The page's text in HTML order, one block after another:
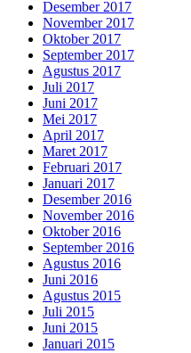
Desember 2017
November 2017
Oktober 2017
September 2017
Agustus 2017
Juli 2017
Juni 2017
Mei 2017
April 2017
Maret 2017
Februari 2017
Januari 2017
Desember 2016
November 2016
Oktober 2016
September 2016
Agustus 2016
Juni 2016
Agustus 2015
Juli 2015
Juni 2015
Januari 2015